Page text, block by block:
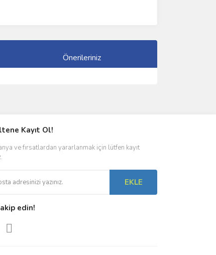
Önerileriniz
Kayıt Ol!
ve fırsatlardan yararlanmak için lütfen kayıt
EKLE
edin!